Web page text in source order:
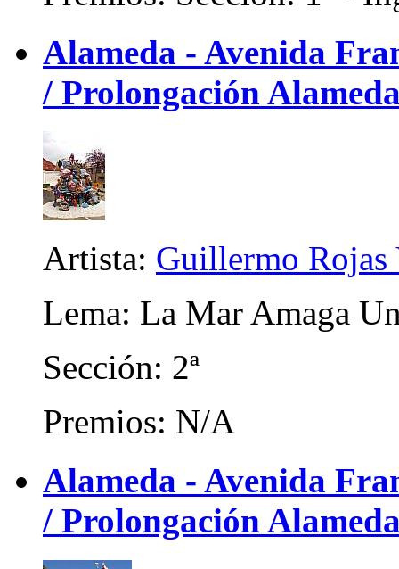
Alameda - Avenida
/ Prolongación
Artista: Guillermo Rojas
Lema: La Mar Amaga
Sección: 2ª
Premios: N/A
Alameda - Avenida
/ Prolongación